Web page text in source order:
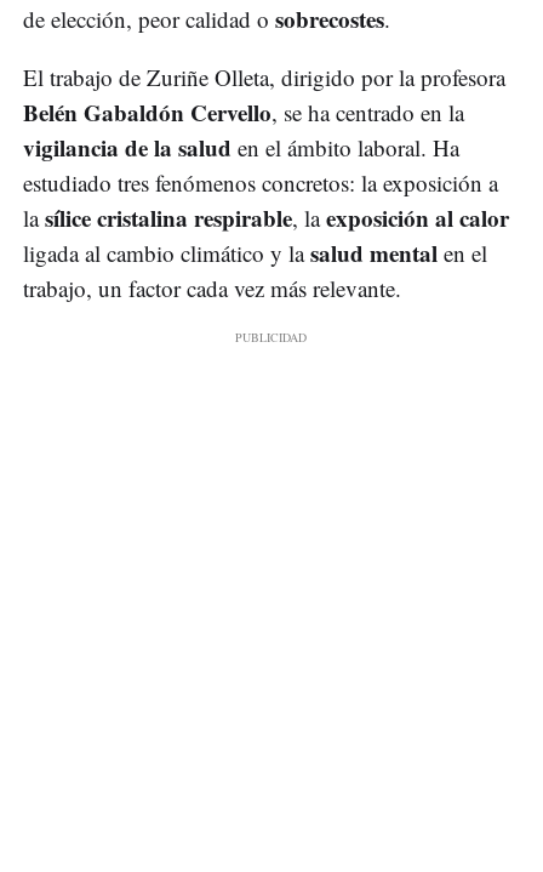
de elección, peor calidad o sobrecostes.
El trabajo de Zuriñe Olleta, dirigido por la profesora
Belén Gabaldón Cervello, se ha centrado en la
vigilancia de la salud en el ámbito laboral. Ha
estudiado tres fenómenos concretos: la exposición a
lasílice cristalina respirable, laexposición al calor
ligada al cambio climático y lasalud mental en el
trabajo, un factor cada vez más relevante.